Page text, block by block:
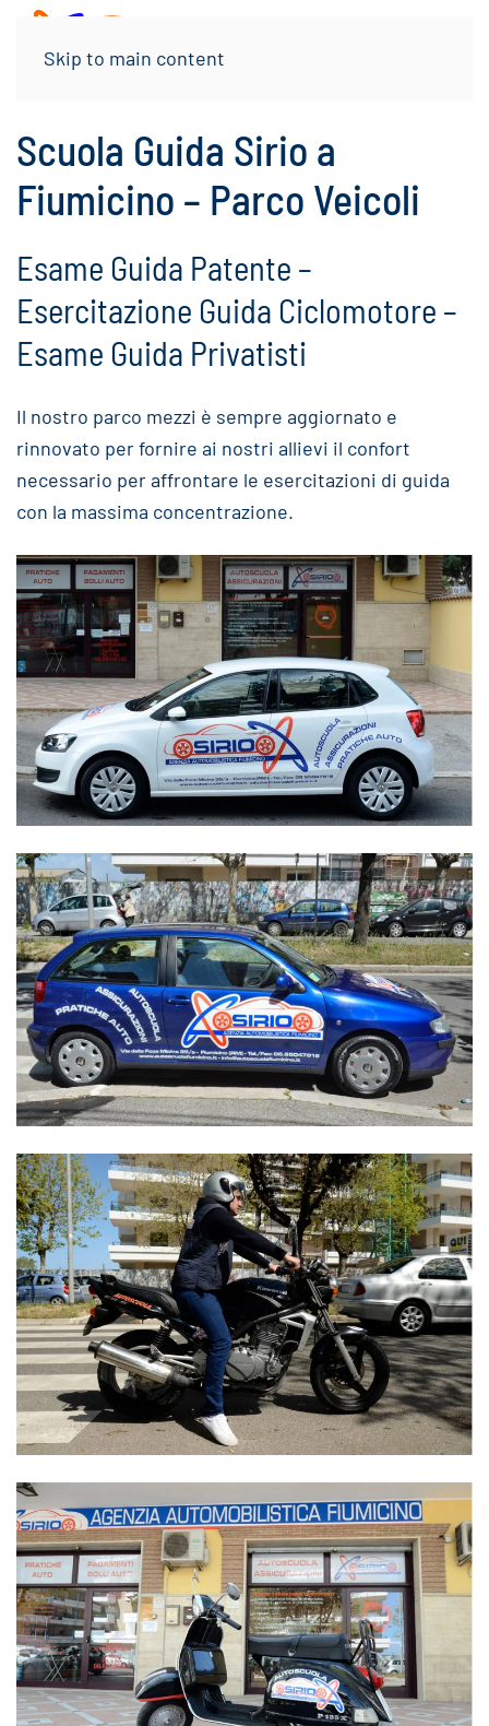
Skip to main content
Scuola Guida Sirio a
Fiumicino – Parco Veicoli
Esame Guida Patente –
Esercitazione Guida Ciclomotore –
Esame Guida Privatisti
Il nostro parco mezzi è sempre aggiornato e
rinnovato per fornire ai nostri allievi il confort
necessario per affrontare le esercitazioni di guida
con la massima concentrazione.